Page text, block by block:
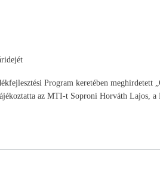
Program keretében meghirdetett
az MTI-t Soproni Horváth Lajos,